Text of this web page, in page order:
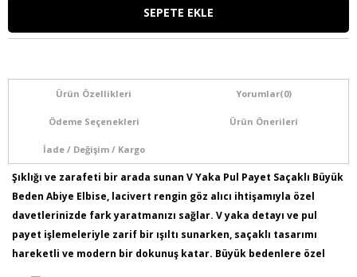
Ürün Özellikleri Yorumlar(0)
Ödeme Seçenekleri Ürün Önerileri
İade / Değişim / Kargo
Şıklığı ve zarafeti bir arada sunan V Yaka Pul Payet Saçaklı Büyük
Beden Abiye Elbise, lacivert rengin göz alıcı ihtişamıyla özel
davetlerinizde fark yaratmanızı sağlar. V yaka detayı ve pul
payet işlemeleriyle zarif bir ışıltı sunarken, saçaklı tasarımı
hareketli ve modern bir dokunuş katar. Büyük bedenlere özel